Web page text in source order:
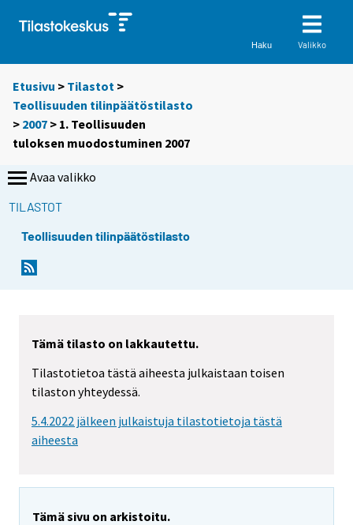
Haku Valikko
Etusivu > Tilastot >
Teollisuuden tilinpäätöstilasto
> 2007 > 1. Teollisuuden
tuloksen muodostuminen 2007
Avaa valikko
TILASTOT
Teollisuuden tilinpäätöstilasto
Tämä tilasto on lakkautettu.
Tilastotietoa tästä aiheesta julkaistaan toisen
tilaston yhteydessä.
5.4.2022 jälkeen julkaistuja tilastotietoja tästä
aiheesta
Tämä sivu on arkistoitu.